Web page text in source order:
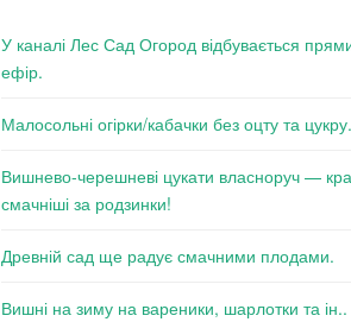
У каналі Лес Сад Огород відбувається
ефір.
Малосольні огірки/кабачки без оцту та цукру.
Вишнево-черешневі цукати власноруч —
смачніші за родзинки!
Древній сад ще радує смачними плодами.
Вишні на зиму на вареники, шарлотки та ін..